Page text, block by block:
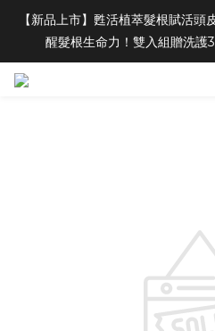
【新品上市】甦活植萃髮根賦活
醒髮根生命力！雙入組贈洗